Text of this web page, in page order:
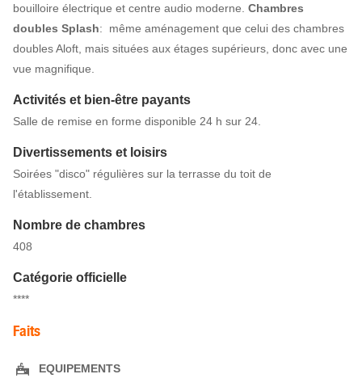
bouilloire électrique et centre audio moderne. Chambres
doubles Splash: même aménagement que celui des chambres
doubles Aloft, mais situées aux étages supérieurs, donc avec une
vue magnifique.
Activités et bien-être payants
Salle de remise en forme disponible 24 h sur 24.
Divertissements et loisirs
Soirées "disco" régulières sur la terrasse du toit de
l'établissement.
Nombre de chambres
408
Catégorie officielle
****
Faits
EQUIPEMENTS